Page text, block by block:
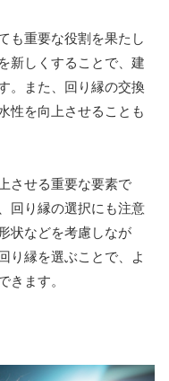
も重要な役割を果たし
新しくすることで、建
。また、回り縁の交換
性を向上させることも
させる重要な要素で
回り縁の選択にも注意
状などを考慮しなが
り縁を選ぶことで、よ
きます。